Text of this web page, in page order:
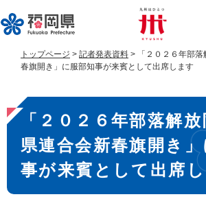
ー
ジ
す
。
ニ
ュ
し
て
トップページ > 記者発表資料 >
「２０２６年部
春旗開き」に服部知事が来賓として出席します
本
文
「２０２６年部落解
県連合会新春旗開き
事が来賓として出席